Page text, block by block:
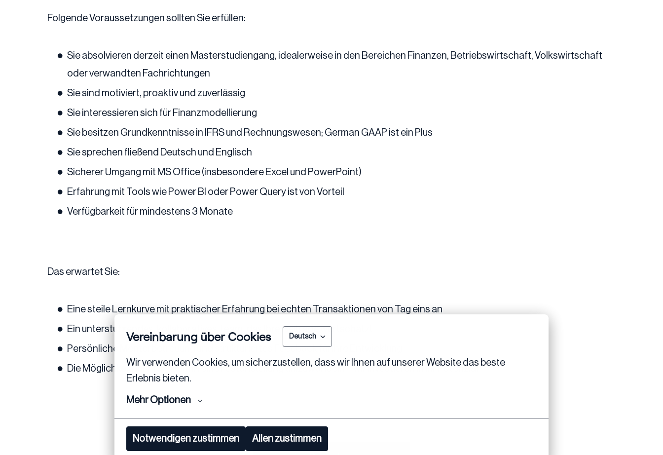
Vereinbarung über Cookies Deutsch
Wir verwenden Cookies, um sicherzustellen, dass wir Ihnen auf unserer Website das beste
Erlebnis bieten.
Mehr Optionen
Notwendigen zustimmen Allen zustimmen
Folgende Voraussetzungen sollten Sie erfüllen:
Sie absolvieren derzeit einen Masterstudiengang, idealerweise in den Bereichen Finanzen, Betriebswirtschaft, Volkswirtschaft
oder verwandten Fachrichtungen
Sie sind motiviert, proaktiv und zuverlässig
Sie interessieren sich für Finanzmodellierung
Sie besitzen Grundkenntnisse in IFRS und Rechnungswesen; German GAAP ist ein Plus
Sie sprechen fließend Deutsch und Englisch
Sicherer Umgang mit MS Office (insbesondere Excel und PowerPoint)
Erfahrung mit Tools wie Power BI oder Power Query ist von Vorteil
Verfügbarkeit für mindestens 3 Monate
Das erwartet Sie:
Eine steile Lernkurve mit praktischer Erfahrung bei echten Transaktionen von Tag eins an
Ein unterstützendes, kollaboratives Team, das Ihre Beiträge wertschätzt
Persönliche Mentorbetreuung und strukturiertes Feedback für Ihre Entwicklung
Die Möglichkeit, Ihr Praktikum in eine Festanstellung umzuwandeln – wir investieren in Ihr Potenzial